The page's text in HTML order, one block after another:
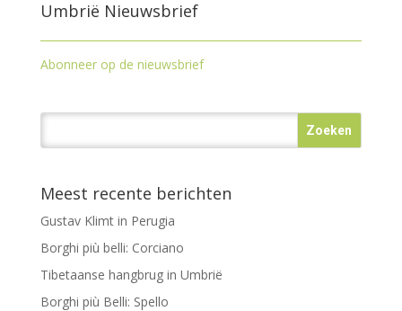
Umbrië Nieuwsbrief
Abonneer op de nieuwsbrief
Meest recente berichten
Gustav Klimt in Perugia
Borghi più belli: Corciano
Tibetaanse hangbrug in Umbrië
Borghi più Belli: Spello